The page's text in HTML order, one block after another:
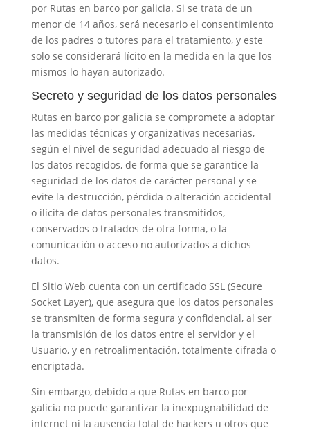
por Rutas en barco por galicia. Si se trata de un
menor de 14 años, será necesario el consentimiento
de los padres o tutores para el tratamiento, y este
solo se considerará lícito en la medida en la que los
mismos lo hayan autorizado.
Secreto y seguridad de los datos personales
Rutas en barco por galicia se compromete a adoptar
las medidas técnicas y organizativas necesarias,
según el nivel de seguridad adecuado al riesgo de
los datos recogidos, de forma que se garantice la
seguridad de los datos de carácter personal y se
evite la destrucción, pérdida o alteración accidental
o ilícita de datos personales transmitidos,
conservados o tratados de otra forma, o la
comunicación o acceso no autorizados a dichos
datos.
El Sitio Web cuenta con un certificado SSL (Secure
Socket Layer), que asegura que los datos personales
se transmiten de forma segura y confidencial, al ser
la transmisión de los datos entre el servidor y el
Usuario, y en retroalimentación, totalmente cifrada o
encriptada.
Sin embargo, debido a que Rutas en barco por
galicia no puede garantizar la inexpugnabilidad de
internet ni la ausencia total de hackers u otros que